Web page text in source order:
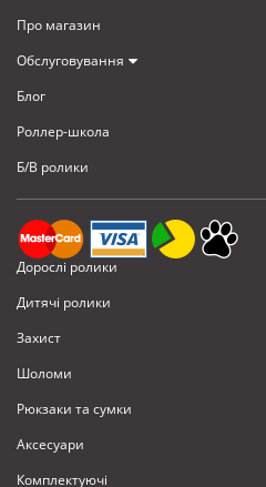
Про магазин
Обслуговування
Блог
Роллер-школа
Б/В ролики
Дорослі ролики
Дитячі ролики
Захист
Шоломи
Рюкзаки та сумки
Аксесуари
Комплектуючi